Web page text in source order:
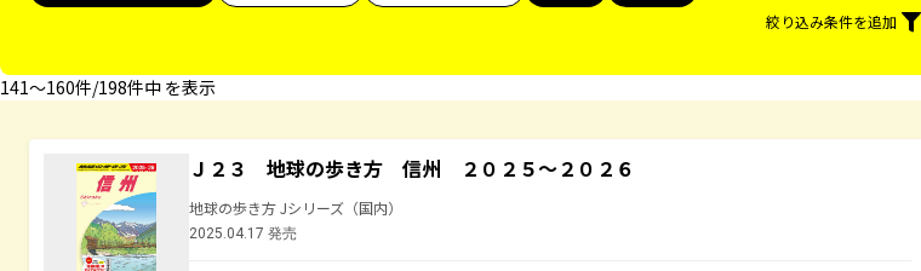
絞り込み条件を追加
141〜160件/198件中 を表示
Ｊ２３ 地球の歩き方 信州 ２０２５～２０２６
地球の歩き方 Jシリーズ（国内）
2025.04.17 発売